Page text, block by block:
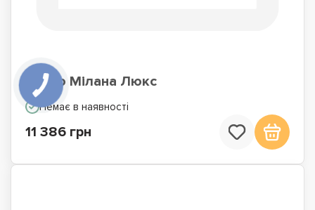
Ліжко Мілана Люкс
Немає в наявності
11 386 грн